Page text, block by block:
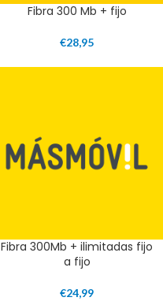
Fibra 300 Mb + fijo
€28,95
Fibra 300Mb + ilimitadas fijo
a fijo
€24,99